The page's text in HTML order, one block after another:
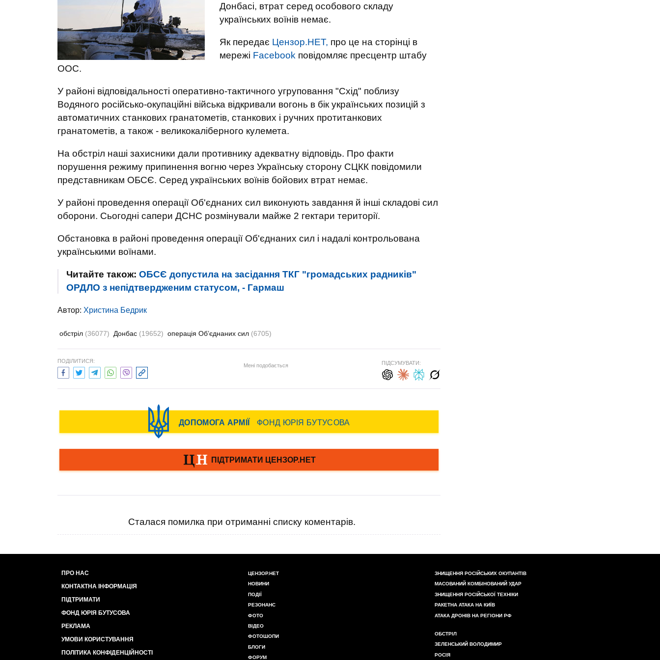
Донбасі, втрат серед особового складу
українських воїнів немає.
Як передає Цензор.НЕТ, про це на сторінці в
мережі Facebook повідомляє пресцентр штабу
ООС.
У районі відповідальності оперативно-тактичного угруповання "Схід" поблизу
Водяного російсько-окупаційні війська відкривали вогонь в бік українських позицій з
автоматичних станкових гранатометів, станкових і ручних протитанкових
гранатометів, а також - великокаліберного кулемета.
На обстріл наші захисники дали противнику адекватну відповідь. Про факти
порушення режиму припинення вогню через Українську сторону СЦКК повідомили
представникам ОБСЄ. Серед українських воїнів бойових втрат немає.
У районі проведення операції Об'єднаних сил виконують завдання й інші складові сил
оборони. Сьогодні сапери ДСНС розмінували майже 2 гектари території.
Обстановка в районі проведення операції Об'єднаних сил і надалі контрольована
українськими воїнами.
Читайте також: ОБСЄ допустила на засідання ТКГ "громадських радників"
ОРДЛО з непідтвердженим статусом, - Гармаш
Автор: Христина Бедрик
обстріл (36077) Донбас (19652) операція Об’єднаних сил (6705)
ПОДІЛИТИСЯ:
Мені подобається ПІДСУМУВАТИ:
Сталася помилка при отриманні списку коментарів.
ПРО НАС
КОНТАКТНА ІНФОРМАЦІЯ
ПІДТРИМАТИ
ФОНД ЮРІЯ БУТУСОВА
РЕКЛАМА
УМОВИ КОРИСТУВАННЯ
ПОЛІТИКА КОНФІДЕНЦІЙНОСТІ
ЦЕНЗОР.НЕТ
НОВИНИ
ПОДІЇ
РЕЗОНАНС
ФОТО
ВІДЕО
ФОТОШОПИ
БЛОГИ
ФОРУМ
ЗНИЩЕННЯ РОСІЙСЬКИХ ОКУПАНТІВ
МАСОВАНИЙ КОМБІНОВАНИЙ УДАР
ЗНИЩЕННЯ РОСІЙСЬКОЇ ТЕХНІКИ
РАКЕТНА АТАКА НА КИЇВ
АТАКА ДРОНІВ НА РЕГІОНИ РФ
ОБСТРІЛ
ЗЕЛЕНСЬКИЙ ВОЛОДИМИР
РОСІЯ